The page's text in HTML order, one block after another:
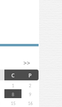
>>
C P
1
2
8
9
15
16